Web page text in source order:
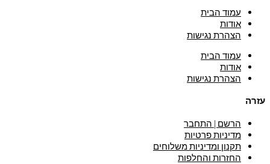
עמוד הבית
אודות
הצהרת נגישות
עמוד הבית
אודות
הצהרת נגישות
עזרה
הרשם | התחבר
מדיניות פרטיות
תקנון ומדיניות משלוחים
החזרות והחלפות